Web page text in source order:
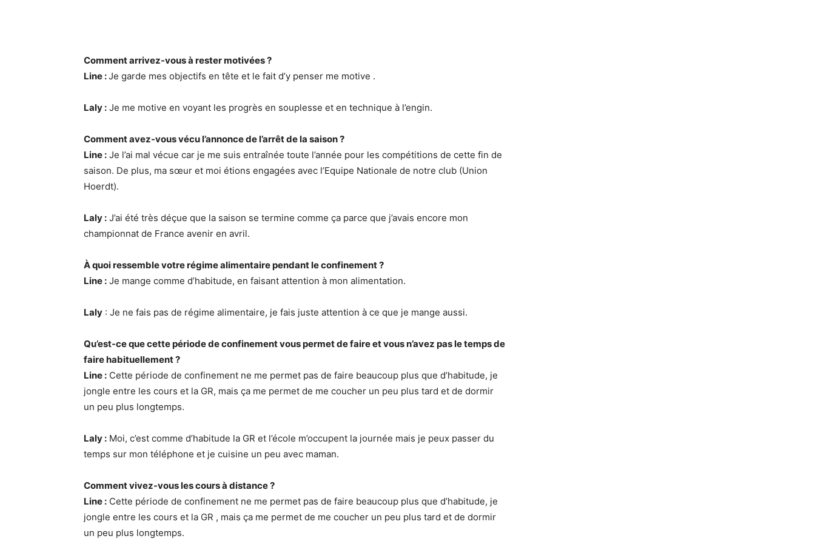
Comment arrivez-vous à rester motivées ?
Line :Je garde mes objectifs en tête et le fait d’y penser me motive .
Laly : Je me motive en voyant les progrès en souplesse et en technique à l’engin.
Comment avez-vous vécu l’annonce de l’arrêt de la saison ?
Line : Je l’ai mal vécue car je me suis entraînée toute l’année pour les compétitions de cette fin de
saison. De plus, ma sœur et moi étions engagées avec l’Equipe Nationale de notre club (Union
Hoerdt).
Laly : J’ai été très déçue que la saison se termine comme ça parce que j’avais encore mon
championnat de France avenir en avril.
À quoi ressemble votre régime alimentaire pendant le confinement ?
Line : Je mange comme d’habitude, en faisant attention à mon alimentation.
Laly : Je ne fais pas de régime alimentaire, je fais juste attention à ce que je mange aussi.
Qu’est-ce que cette période de confinement vous permet de faire et vous n’avez pas le temps de
faire habituellement ?
Line : Cette période de confinement ne me permet pas de faire beaucoup plus que d’habitude, je
jongle entre les cours et la GR, mais ça me permet de me coucher un peu plus tard et de dormir
un peu plus longtemps.
Laly : Moi, c’est comme d’habitude la GR et l’école m’occupent la journée mais je peux passer du
temps sur mon téléphone et je cuisine un peu avec maman.
Comment vivez-vous les cours à distance ?
Line : Cette période de confinement ne me permet pas de faire beaucoup plus que d’habitude, je
jongle entre les cours et la GR , mais ça me permet de me coucher un peu plus tard et de dormir
un peu plus longtemps.